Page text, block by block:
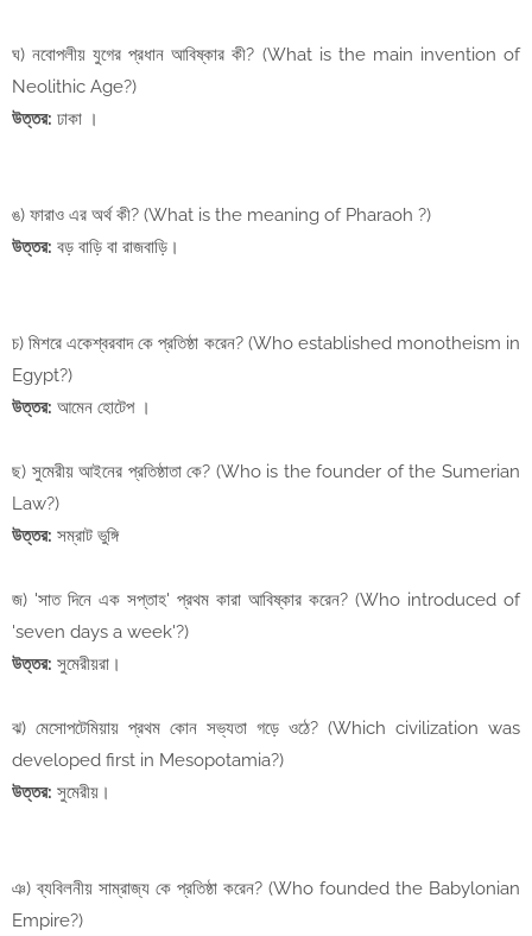
ঘ) নবোপলীয় যুগের প্রধান আবিষ্কার কী? (What is the main invention of
Neolithic Age?)
উত্তর: ঢাকা ।
ঙ) ফারাও এর অর্থ কী? (What is the meaning of Pharaoh ?)
উত্তর: বড় বাড়ি বা রাজবাড়ি।
চ) মিশরে একেশ্বরবাদ কে প্রতিষ্ঠা করেন? (Who established monotheism in
Egypt?)
উত্তর: আমেন হোটেপ ।
ছ) সুমেরীয় আইনের প্রতিষ্ঠাতা কে? (Who is the founder of the Sumerian
Law?)
উত্তর: সম্রাট ভুঙ্গি
জ) 'সাত দিনে এক সপ্তাহ' প্রথম কারা আবিষ্কার করেন? (Who introduced of
'seven days a week'?)
উত্তর: সুমেরীয়রা।
ঝ) মেসোপটেমিয়ায় প্রথম কোন সভ্যতা গড়ে ওঠে? (Which civilization was
developed first in Mesopotamia?)
উত্তর: সুমেরীয়।
ঞ) ব্যবিলনীয় সাম্রাজ্য কে প্রতিষ্ঠা করেন? (Who founded the Babylonian
Empire?)